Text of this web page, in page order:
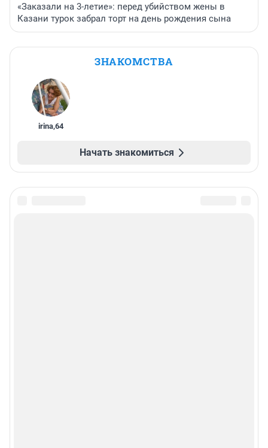
«Заказали на 3-летие»: перед убийством жены в
Казани турок забрал торт на день рождения сына
ЗНАКОМСТВА
irina,64
Начать знакомиться